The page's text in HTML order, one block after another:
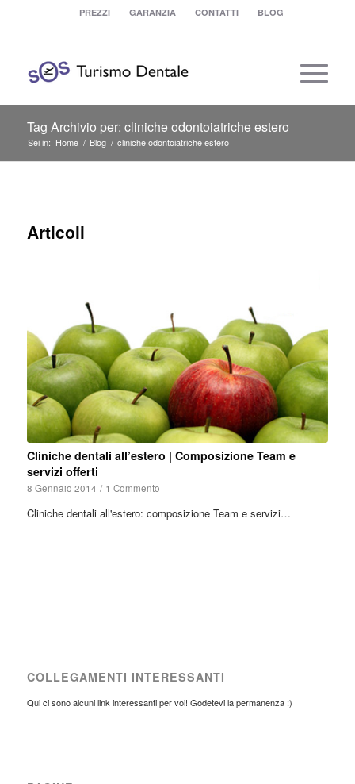
PREZZI GARANZIA CONTATTI BLOG
Tag Archivio per: cliniche odontoiatriche estero
Sei in: Home / Blog / cliniche odontoiatriche estero
Articoli
Cliniche dentali all’estero | Composizione Team e
servizi offerti
8 Gennaio 2014 / 1 Commento
Cliniche dentali all'estero: composizione Team e servizi…
COLLEGAMENTI INTERESSANTI
Qui ci sono alcuni link interessanti per voi! Godetevi la permanenza :)